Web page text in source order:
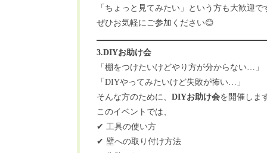
「ちょっと見てみたい」という方も大歓迎で
ぜひお気軽にご参加ください😊
3.DIYお助け会
「棚をつけたいけどやり方が分からない…」
「DIYやってみたいけど失敗が怖い…」
そんな方のために、DIYお助け会を開催しま
このイベントでは、
✔ 工具の使い方
✔ 壁への取り付け方法